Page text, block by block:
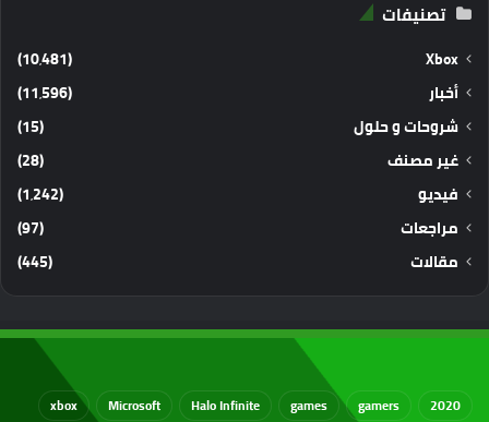
تصنيفات
Xbox
(10٬481)
أخبار
(11٬596)
شروحات و حلول
(15)
غير مصنف
(28)
فيديو
(1٬242)
مراجعات
(97)
مقالات
(445)
2020
gamers
games
Halo Infinite
Microsoft
xbox